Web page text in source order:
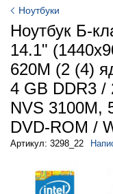
Ноутбуки
Ноутбук Б-
14.1"
620M (2 (4)
4 GB DDR3 /
NVS 3100M,
DVD-ROM /
Артикул: 3298_22